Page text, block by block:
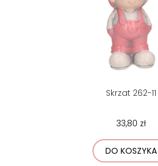
Skrzat 262-11
33,80 zł
DO KOSZYKA